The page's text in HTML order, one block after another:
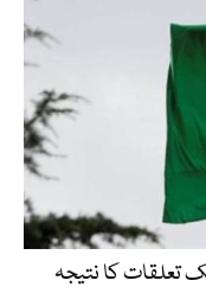
تعلقات کا نتیجہ